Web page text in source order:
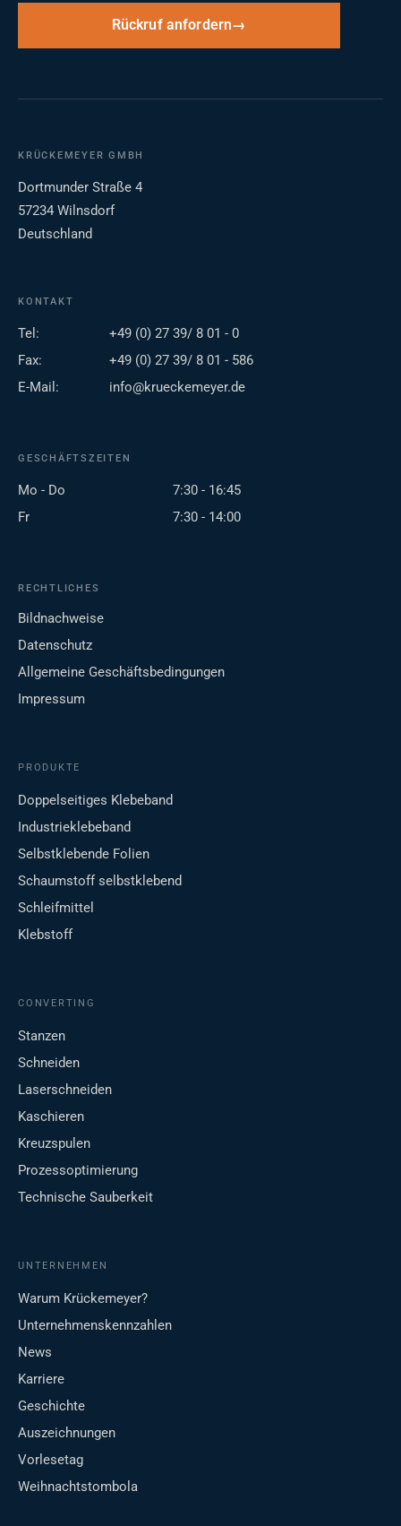
Rückruf anfordern
KRÜCKEMEYER GMBH
Dortmunder Straße 4
57234 Wilnsdorf
Deutschland
KONTAKT
Tel:
+49 (0) 27 39/ 8 01 - 0
Fax:
+49 (0) 27 39/ 8 01 - 586
E-Mail:
info@krueckemeyer.de
GESCHÄFTSZEITEN
Mo - Do
7:30 - 16:45
Fr
7:30 - 14:00
RECHTLICHES
Bildnachweise
Datenschutz
Allgemeine Geschäftsbedingungen
Impressum
PRODUKTE
Doppelseitiges Klebeband
Industrieklebeband
Selbstklebende Folien
Schaumstoff selbstklebend
Schleifmittel
Klebstoff
CONVERTING
Stanzen
Schneiden
Laserschneiden
Kaschieren
Kreuzspulen
Prozessoptimierung
Technische Sauberkeit
UNTERNEHMEN
Warum Krückemeyer?
Unternehmenskennzahlen
News
Karriere
Geschichte
Auszeichnungen
Vorlesetag
Weihnachtstombola